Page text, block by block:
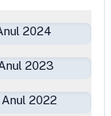
2024
2023
Anul 2022